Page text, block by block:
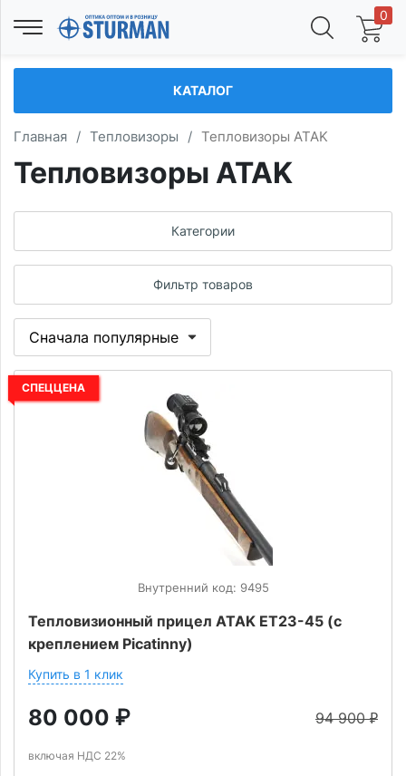
0
КАТАЛОГ
Главная / Тепловизоры / Тепловизоры ATAK
Тепловизоры ATAK
Категории
Фильтр товаров
СПЕЦЦЕНА
Внутренний код: 9495
Тепловизионный прицел ATAK ET23-45 (с
креплением Picatinny)
Купить в 1 клик
94 900₽
80 000 ₽
включая НДС 22%